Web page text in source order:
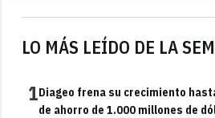
LO MÁS LEÍDO DE LA
1Diageo frena su crecimiento
de ahorro de 1.000 millones de